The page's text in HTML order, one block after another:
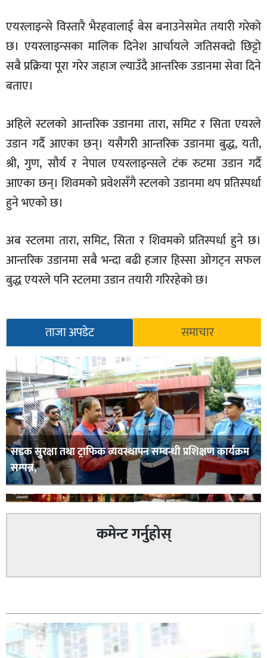
एयरलाइन्से विस्तारै भैरहवालाई बेस बनाउनेसमेत तयारी गरेको
छ। एयरलाइन्सका मालिक दिनेश आर्चायले जतिसक्दो छिट्टो
सबै प्रक्रिया पूरा गरेर जहाज ल्याउँदै आन्तरिक उडानमा सेवा दिने
बताए।
अहिले स्टलको आन्तरिक उडानमा तारा, समिट र सिता एयरले
उडान गर्दै आएका छन्। यसैगरी आन्तरिक उडानमा बुद्ध, यती,
श्री, गुण, सौर्य र नेपाल एयरलाइन्सले टंक रुटमा उडान गर्दै
आएका छन्। शिवमको प्रवेशसँगै स्टलको उडानमा थप प्रतिस्पर्धा
हुने भएको छ।
अब स्टलमा तारा, समिट, सिता र शिवमको प्रतिस्पर्धा हुने छ।
आन्तरिक उडानमा सबै भन्दा बढी हजार हिस्सा ओगट्न सफल
बुद्ध एयरले पनि स्टलमा उडान तयारी गरिरहेको छ।
ताजा अपडेट समाचार
सडक सुरक्षा तथा ट्राफिक व्यवस्थापन सम्बन्धी प्रशिक्षण कार्यक्रम
सम्पन्न,
कमेन्ट गर्नुहोस्